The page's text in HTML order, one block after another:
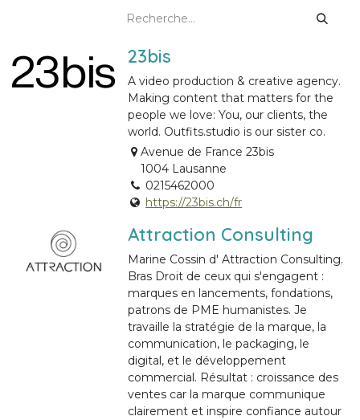
23bis
A video production & creative agency.
Making content that matters for the
people we love: You, our clients, the
world. Outfits.studio is our sister co.
Avenue de France 23bis
1004 Lausanne
0215462000
https://23bis.ch/fr
Attraction Consulting
Marine Cossin d' Attraction Consulting.
Bras Droit de ceux qui s'engagent :
marques en lancements, fondations,
patrons de PME humanistes. Je
travaille la stratégie de la marque, la
communication, le packaging, le
digital, et le développement
commercial. Résultat : croissance des
ventes car la marque communique
clairement et inspire confiance autour